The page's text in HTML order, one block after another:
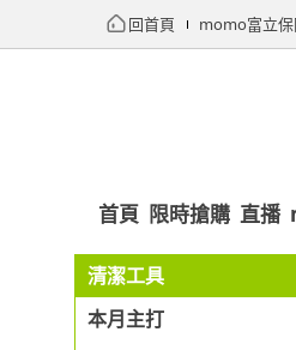
回首頁 momo富立
首頁 限時搶購 直播
清潔工具
本月主打